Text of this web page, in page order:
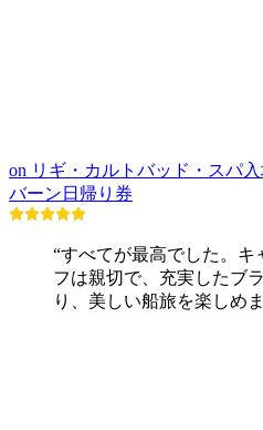
on リギ・カルトバッド・スパ
バーン日帰り券
“すべてが最高でした。キ
フは親切で、充実したブ
り、美しい船旅を楽しめ